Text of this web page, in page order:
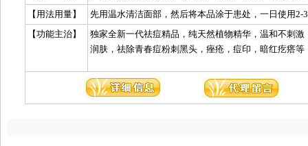
【用法用量】
【功能主治】
独家全新一代祛痘精品，纯天然植物精华，温和不刺激
润肤，祛除青春痘粉刺黑头，痤疮，痘印，暗红疙瘩等